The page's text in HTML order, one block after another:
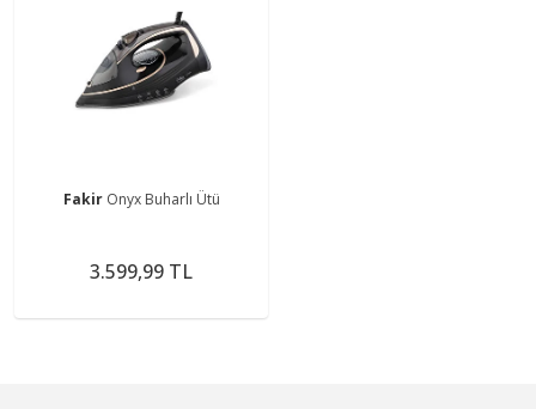
Fakir Onyx Buharlı Ütü
3.599,99 TL